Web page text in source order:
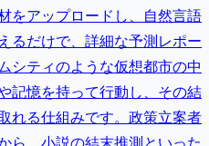
をアップロードし、自然言語
るだけで、詳細な予測レポー
シティのような仮想都市の中
記憶を持って行動し、その結
れる仕組みです。政策立案者
ら、小説の結末推測といった